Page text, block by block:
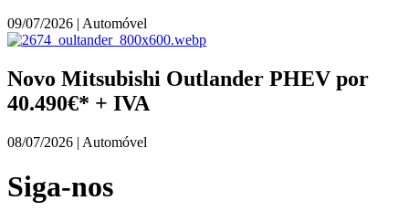
09/07/2026 | Automóvel
Novo Mitsubishi Outlander PHEV por
40.490€* + IVA
08/07/2026 | Automóvel
Siga-nos